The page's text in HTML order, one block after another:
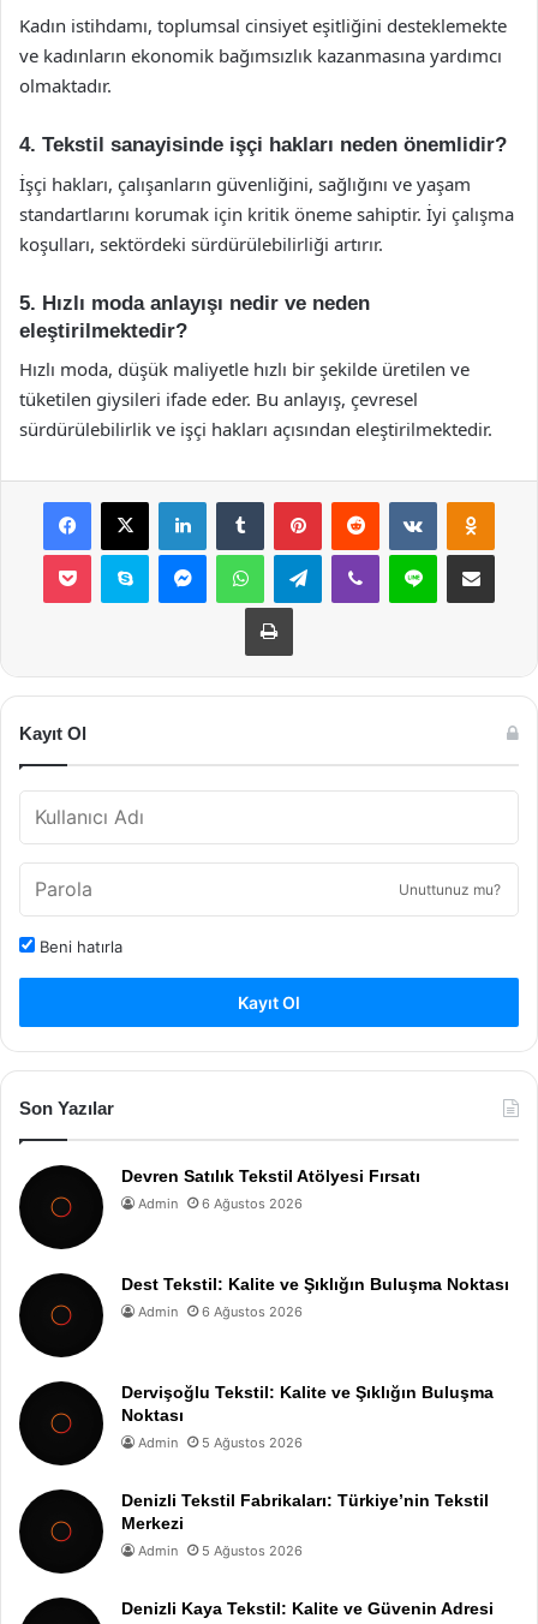
Kadın istihdamı, toplumsal cinsiyet eşitliğini desteklemekte
ve kadınların ekonomik bağımsızlık kazanmasına yardımcı
olmaktadır.
4. Tekstil sanayisinde işçi hakları neden önemlidir?
İşçi hakları, çalışanların güvenliğini, sağlığını ve yaşam
standartlarını korumak için kritik öneme sahiptir. İyi çalışma
koşulları, sektördeki sürdürülebilirliği artırır.
5. Hızlı moda anlayışı nedir ve neden
eleştirilmektedir?
Hızlı moda, düşük maliyetle hızlı bir şekilde üretilen ve
tüketilen giysileri ifade eder. Bu anlayış, çevresel
sürdürülebilirlik ve işçi hakları açısından eleştirilmektedir.
Facebook
X LinkedInTumblr PinterestReddit VKontakte
Pocket Skype MessengerWhatsAppTelegramViber Line E-Posta ile
Yazdır
Kayıt Ol
Unuttunuz mu?
Beni hatırla
Kayıt Ol
Son Yazılar
Devren Satılık Tekstil Atölyesi Fırsatı
Admin 6 Ağustos 2026
Dest Tekstil: Kalite ve Şıklığın Buluşma Noktası
Admin 6 Ağustos 2026
Dervişoğlu Tekstil: Kalite ve Şıklığın Buluşma
Noktası
Admin 5 Ağustos 2026
Denizli Tekstil Fabrikaları: Türkiye’nin Tekstil
Merkezi
Admin 5 Ağustos 2026
Denizli Kaya Tekstil: Kalite ve Güvenin Adresi